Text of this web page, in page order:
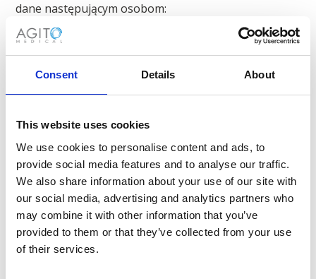
Consent Details About
This website uses cookies
We use cookies to personalise content and ads, to
provide social media features and to analyse our traffic.
We also share information about your use of our site with
our social media, advertising and analytics partners who
may combine it with other information that you’ve
provided to them or that they’ve collected from your use
of their services.
dane następującym osobom:
Dostawcy usług: Zaufani dostawcy zewnętrzni (np.
usługi IT, podmioty przetwarzające płatności),
którzy pomagają nam w prowadzeniu naszej
działalności.
celu wypełnienia zobowiązań prawnych.
Pliki cookie i technologie
śledzenia
Nasza strona internetowa wykorzystuje pliki cookie i
podobne technologie śledzenia, aby poprawić Twoje
wrażenia i w celach marketingowych. Możesz
kontrolować lub wyłączać pliki cookie za pomocą
ustawień przeglądarki.